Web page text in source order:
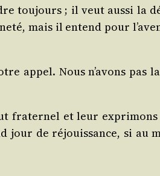
tou­jours ; il veut aus­si la
mais il entend pour
appel. Nous n’a­vons
fra­ter­nel et leur
jour de réjouis­sance, si au